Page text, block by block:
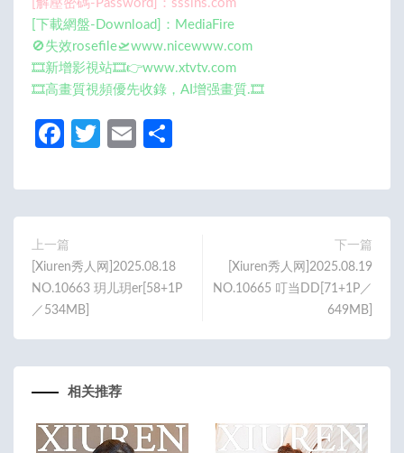
[解壓密碼-Password]：sssins.com
[下載網盤-Download]：MediaFire
🚫失效rosefile🛫www.nicewww.com
🎞️新增影視站🎞️👉www.xtvtv.com
🎞️高畫質視頻優先收錄，AI增强畫質.🎞️
Fa
b
o
o
k
T
itt
er
E
ail
上一篇
[Xiuren秀人网]2025.08.18
NO.10663 玥儿玥er[58+1P
／534MB]
下一篇
[Xiuren秀人网]2025.08.19
NO.10665 叮当DD[71+1P／
649MB]
相关推荐